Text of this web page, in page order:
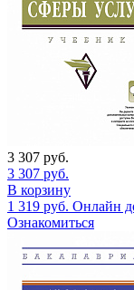
3 307 руб.
3 307 руб.
В корзину
1 319 руб. Онлайн
Ознакомиться